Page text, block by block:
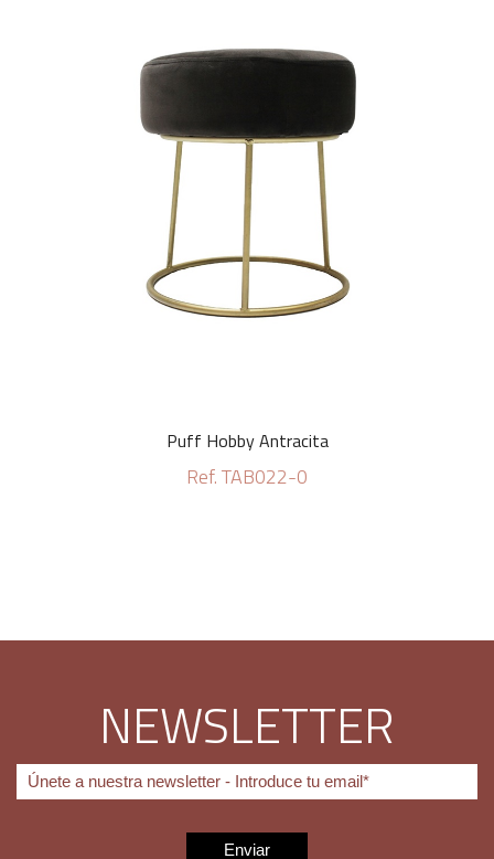
Puff Hobby Antracita
Ref. TAB022-0
NEWSLETTER